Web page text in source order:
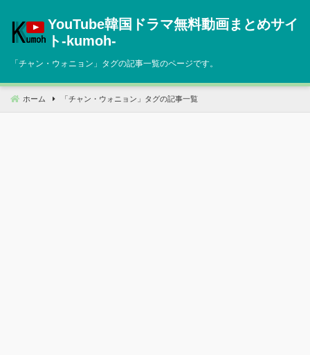
へ
動
YouTube韓国ドラマ無料動画まとめサイ
ト‐kumoh‐
「チャン・ウォニョン 」タグの記事一覧のページです。
ホーム 「 チャン・ウォニョン 」タグの記事一覧